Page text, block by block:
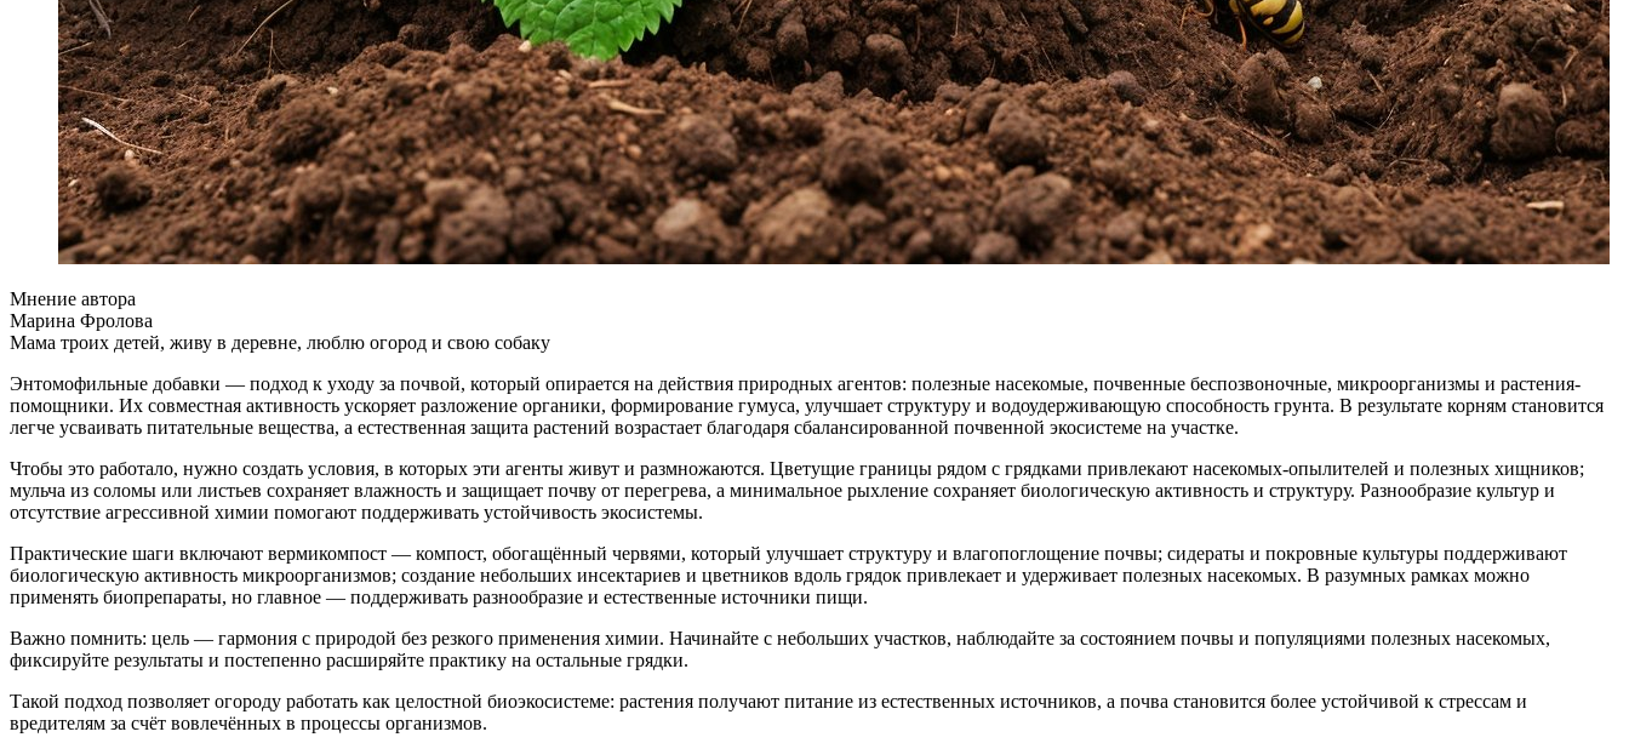
Мнение автора
Марина Фролова
Мама троих детей, живу в деревне, люблю огород и свою собаку
Энтомофильные добавки — подход к уходу за почвой, который опирается на действия природных агентов: полезные насекомые, почвенные беспозвоночные, микроорганизмы и растения-
помощники. Их совместная активность ускоряет разложение органики, формирование гумуса, улучшает структуру и водоудерживающую способность грунта. В результате корням становится
легче усваивать питательные вещества, а естественная защита растений возрастает благодаря сбалансированной почвенной экосистеме на участке.
Чтобы это работало, нужно создать условия, в которых эти агенты живут и размножаются. Цветущие границы рядом с грядками привлекают насекомых-опылителей и полезных хищников;
мульча из соломы или листьев сохраняет влажность и защищает почву от перегрева, а минимальное рыхление сохраняет биологическую активность и структуру. Разнообразие культур и
отсутствие агрессивной химии помогают поддерживать устойчивость экосистемы.
Практические шаги включают вермикомпост — компост, обогащённый червями, который улучшает структуру и влагопоглощение почвы; сидераты и покровные культуры поддерживают
биологическую активность микроорганизмов; создание небольших инсектариев и цветников вдоль грядок привлекает и удерживает полезных насекомых. В разумных рамках можно
применять биопрепараты, но главное — поддерживать разнообразие и естественные источники пищи.
Важно помнить: цель — гармония с природой без резкого применения химии. Начинайте с небольших участков, наблюдайте за состоянием почвы и популяциями полезных насекомых,
фиксируйте результаты и постепенно расширяйте практику на остальные грядки.
Такой подход позволяет огороду работать как целостной биоэкосистеме: растения получают питание из естественных источников, а почва становится более устойчивой к стрессам и
вредителям за счёт вовлечённых в процессы организмов.